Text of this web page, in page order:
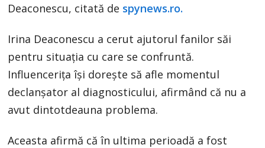
Deaconescu, citată de spynews.ro.
Irina Deaconescu a cerut ajutorul fanilor săi
pentru situația cu care se confruntă.
Influencerița își dorește să afle momentul
declanșator al diagnosticului, afirmând că nu a
avut dintotdeauna problema.
Aceasta afirmă că în ultima perioadă a fost